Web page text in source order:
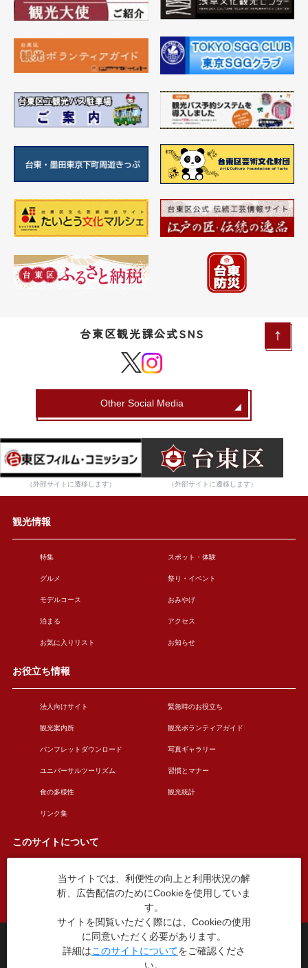
台東区観光課公式SNS
Other Social Media
（外部サイトに遷移します） （外部サイトに遷移します）
観光情報
特集 スポット・体験
グルメ 祭り・イベント
モデルコース おみやげ
泊まる アクセス
お気に入りリスト お知らせ
お役立ち情報
法人向けサイト 緊急時のお役立ち
観光案内所 観光ボランティアガイド
パンフレットダウンロード 写真ギャラリー
ユニバーサルツーリズム 習慣とマナー
食の多様性 観光統計
リンク集
このサイトについて
このサイトについて 広告掲載について
お問い合わせ
台東区役所観光課
〒110-8615 東京都台東区東上野4丁目5番6号
TEL：03-5246-1151
当サイトでは、利便性の向上と利用状況の解
析、広告配信のためにCookieを使用していま
す。
サイトを閲覧いただく際には、Cookieの使用
に同意いただく必要があります。
詳細はこのサイトについてをご確認くださ
い。